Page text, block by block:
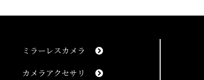
ミラーレスカメラ
カメラアクセサリ